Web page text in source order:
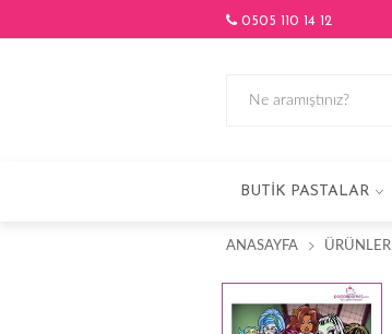
0505 110 14 12
BUTIK PASTALAR
ANASAYFA ÜRÜNLER